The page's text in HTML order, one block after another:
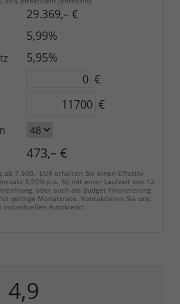
29.369,– €
5,99%
5,95%
€
€
473,– €
7.500,- EUR erhalten Sie einen Effektiv-
5,95% p.a. %) mit einer Laufzeit von 12
oder auch als Budget-Finanzierung
geringe Monatsrate. Kontaktieren Sie uns,
Autokredit.
4,9